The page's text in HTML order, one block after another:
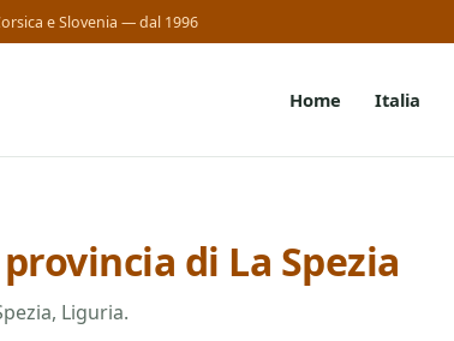
e Slovenia — dal 1996
Home Italia
di La Spezia
Liguria.